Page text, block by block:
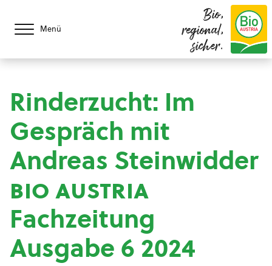
Menü
Bio,
regional,
sicher.
Rinderzucht: Im
Gespräch mit
Andreas Steinwidder
bio austria
Fachzeitung
Ausgabe 6 2024